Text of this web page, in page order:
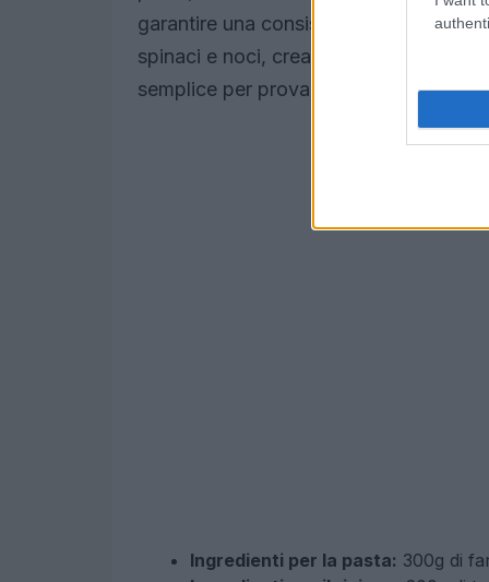
garantire una consistenza leggera e
spinaci e noci, creando così un mix
semplice per provare a casa i ravioli
Ingredienti per la pasta: 300g di